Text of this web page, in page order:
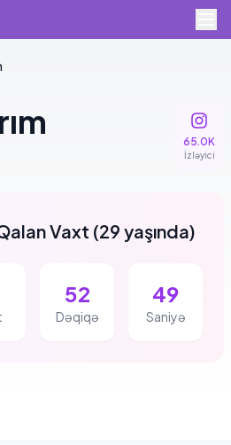
65.0K
İzləyici
Vaxt (29 yaşında)
52
Dəqiqə
49
Saniyə